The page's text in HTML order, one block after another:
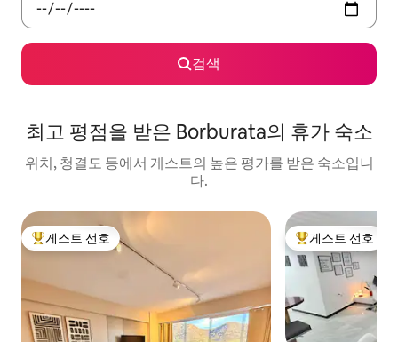
검색
최고 평점을 받은 Borburata의 휴가 숙소
위치, 청결도 등에서 게스트의 높은 평가를 받은 숙소입니
다.
상위 게스트 선호
게스트 선호 상위 게스트 선호
게스트 선호